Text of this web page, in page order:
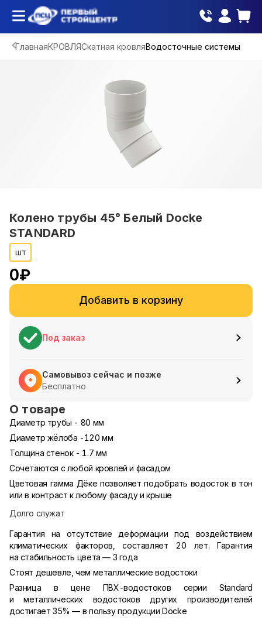
ГлавнаяКРОВЛЯСкатная кровляВодосточные системы
Колено трубы 45° Белый Docke
STANDARD
шт
0₽
Добавить в корзину
Под заказ
Самовывоз сейчас и позже
Бесплатно
О товаре
Диаметр трубы - 80 мм
Диаметр жёлоба -120 мм
Толщина стенок - 1.7 мм
Сочетаются с любой кровлей и фасадом
Цветовая гамма Дёке позволяет подобрать водосток в тон
или в контраст к любому фасаду и крыше
Долго служат
Гарантия на отсутствие деформации под воздействием
климатических факторов, составляет 20 лет. Гарантия
на стабильность цвета — 3 года
Стоят дешевле, чем металлические водостоки
Разница в цене ПВХ-водостоков серии Standard
и металлических водостоков других производителей
достигает 35% — в пользу продукции Döcke